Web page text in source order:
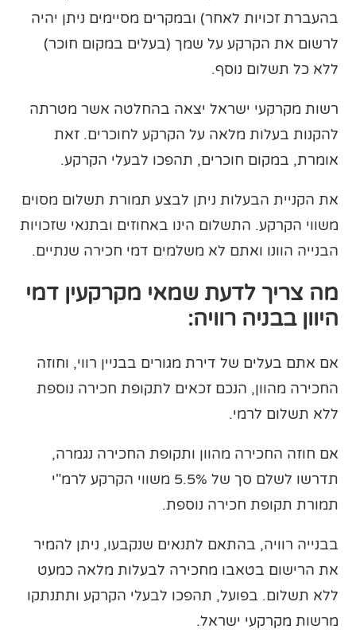
בהעברת זכויות לאחר) ובמקרים מסיימים ניתן יהיה
לרשום את הקרקע על שמך (בעלים במקום חוכר)
ללא כל תשלום נוסף.
רשות מקרקעי ישראל יצאה בהחלטה אשר מטרתה
להקנות בעלות מלאה על הקרקע לחוכרים. זאת
אומרת, במקום חוכרים, תהפכו לבעלי הקרקע.
את הקניית הבעלות ניתן לבצע תמורת תשלום מסוים
משווי הקרקע. התשלום הינו באחוזים ובתנאי שזכויות
הבנייה הוונו ואתם לא משלמים דמי חכירה שנתיים.
מה צריך לדעת שמאי מקרקעין דמי
היוון בבניה רוויה:
אם אתם בעלים של דירת מגורים בבניין רווי, וחוזה
החכירה מהוון, הנכם זכאים לתקופת חכירה נוספת
ללא תשלום לרמי.
אם חוזה החכירה מהוון ותקופת החכירה נגמרה,
תדרשו לשלם סך של 5.5% משווי הקרקע לרמ"י
תמורת תקופת חכירה נוספת.
בבנייה רוויה, בהתאם לתנאים שנקבעו, ניתן להמיר
את הרישום בטאבו מחכירה לבעלות מלאה כמעט
ללא תשלום. בפועל, תהפכו לבעלי הקרקע ותתנתקו
מרשות מקרקעי ישראל.